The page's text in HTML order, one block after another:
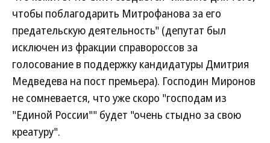
чтобы поблагодарить Митрофанова за его
предательскую деятельность" (депутат был
исключен из фракции справороссов за
голосование в поддержку кандидатуры Дмитрия
Медведева на пост премьера). Господин Миронов
не сомневается, что уже скоро "господам из
"Единой России"" будет "очень стыдно за свою
креатуру".